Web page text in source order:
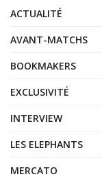
ACTUALITÉ
AVANT-MATCHS
BOOKMAKERS
EXCLUSIVITÉ
INTERVIEW
LES ELEPHANTS
MERCATO